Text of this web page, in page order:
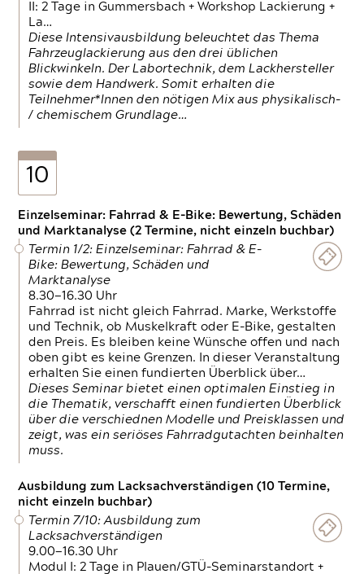
II: 2 Tage in Gummersbach + Workshop Lackierung +
La…
Diese Intensivausbildung beleuchtet das Thema
Fahrzeuglackierung aus den drei üblichen
Blickwinkeln. Der Labortechnik, dem Lackhersteller
sowie dem Handwerk. Somit erhalten die
Teilnehmer*Innen den nötigen Mix aus physikalisch-
/ chemischem Grundlage…
10
Einzelseminar: Fahrrad & E-Bike: Bewertung, Schäden
und Marktanalyse (2 Termine, nicht einzeln buchbar)
Termin 1/2: Einzelseminar: Fahrrad & E-
Bike: Bewertung, Schäden und
Marktanalyse
8.30—16.30 Uhr
Fahrrad ist nicht gleich Fahrrad. Marke, Werkstoffe
und Technik, ob Muskelkraft oder E-Bike, gestalten
den Preis. Es bleiben keine Wünsche offen und nach
oben gibt es keine Grenzen. In dieser Veranstaltung
erhalten Sie einen fundierten Überblick über…
Dieses Seminar bietet einen optimalen Einstieg in
die Thematik, verschafft einen fundierten Überblick
über die verschiednen Modelle und Preisklassen und
zeigt, was ein seriöses Fahrradgutachten beinhalten
muss.
Ausbildung zum Lacksachverständigen (10 Termine,
nicht einzeln buchbar)
Termin 7/10: Ausbildung zum
Lacksachverständigen
9.00—16.30 Uhr
Modul I: 2 Tage in Plauen/GTÜ-Seminarstandort +